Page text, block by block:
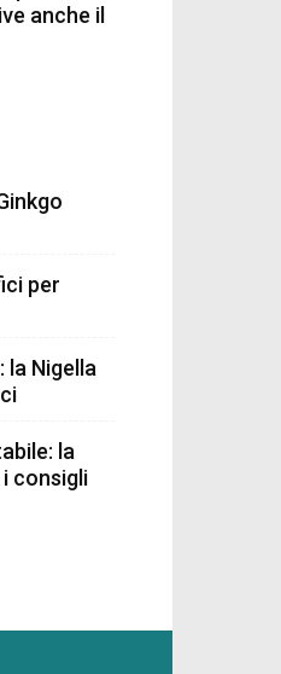
anche il
per
Nigella
la
consigli